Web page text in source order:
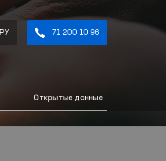
РУ 71 200 10 96
Открытые данные